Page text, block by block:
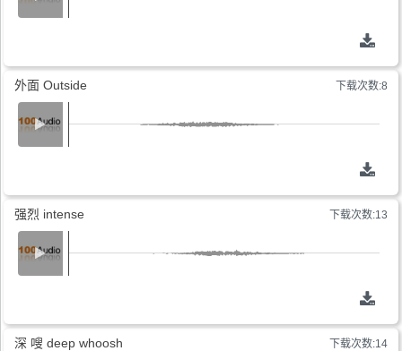
下载次数:8
外面 Outside
下载次数:13
强烈 intense
下载次数:14
深 嗖 deep whoosh